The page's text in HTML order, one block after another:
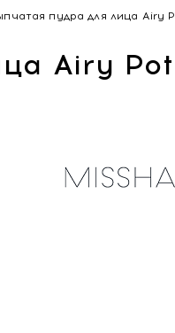
пудра для лица Airy
Airy